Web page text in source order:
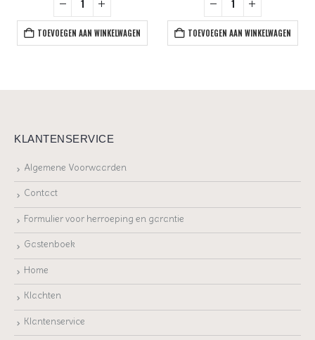
TOEVOEGEN AAN WINKELWAGEN TOEVOEGEN AAN WINKELWAGEN
KLANTENSERVICE
Algemene Voorwaarden
Contact
Formulier voor herroeping en garantie
Gastenboek
Home
Klachten
Klantenservice